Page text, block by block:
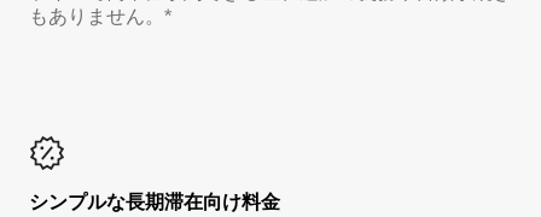
もありません。*
シンプルな長期滞在向け料金